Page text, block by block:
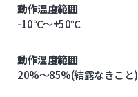
動作温度範囲
-10℃～+50℃
動作湿度範囲
20%～85%(結露なきこと)